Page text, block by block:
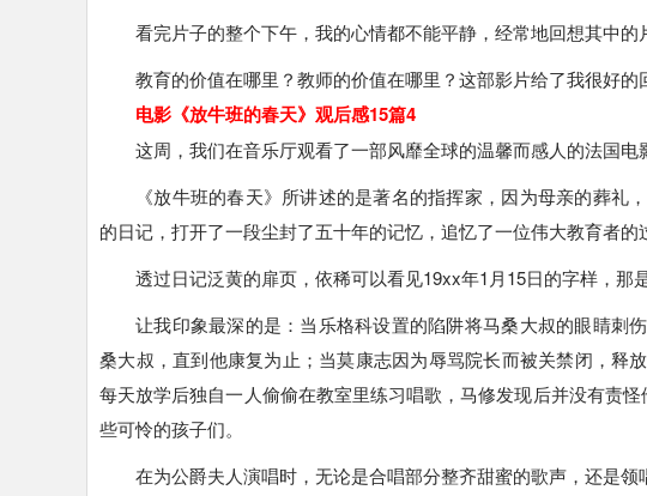
看完片子的整个下午，我的心情都不能平静，经常地回想其中的
教育的价值在哪里？教师的价值在哪里？这部影片给了我很好的
电影《放牛班的春天》观后感15篇4
这周，我们在音乐厅观看了一部风靡全球的温馨而感人的法国电
《放牛班的春天》所讲述的是著名的指挥家，因为母亲的葬
的日记，打开了一段尘封了五十年的记忆，追忆了一位伟大教育者的
透过日记泛黄的扉页，依稀可以看见19xx年1月15日的字样，那
让我印象最深的是：当乐格科设置的陷阱将马桑大叔的眼睛刺
桑大叔，直到他康复为止；当莫康志因为辱骂院长而被关禁闭，释
每天放学后独自一人偷偷在教室里练习唱歌，马修发现后并没有责
些可怜的孩子们。
在为公爵夫人演唱时，无论是合唱部分整齐甜蜜的歌声，还是领